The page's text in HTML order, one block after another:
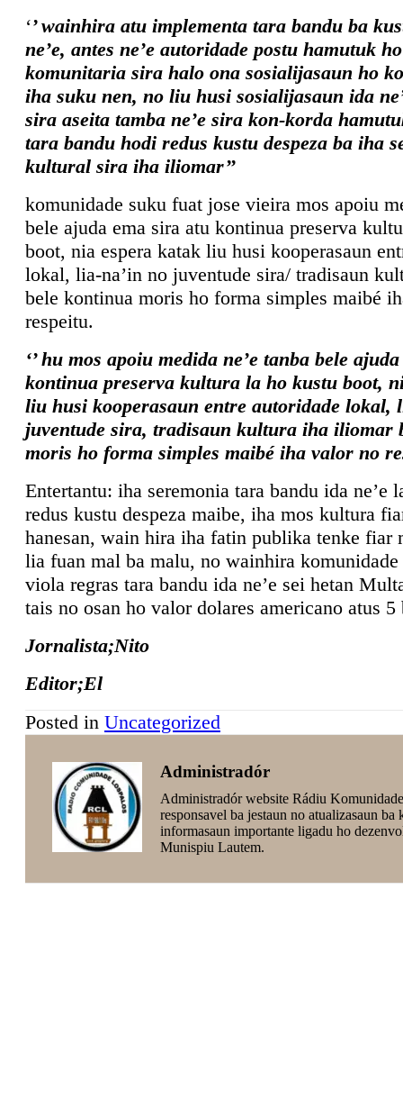
‘’ wainhira atu implementa tara bandu ba
ne’e, antes ne’e autoridade postu hamutuk
komunitaria sira halo ona sosialijasaun ho
iha suku nen, no liu husi sosialijasaun ida
sira aseita tamba ne’e sira kon-korda
tara bandu hodi redus kustu despeza ba iha
kultural sira iha iliomar’’
komunidade suku fuat jose vieira mos apoiu
bele ajuda ema sira atu kontinua preserva
boot, nia espera katak liu husi kooperasaun
lokal, lia-na’in no juventude sira/ tradisaun
bele kontinua moris ho forma simples maibé
respeitu.
‘’ hu mos apoiu medida ne’e tanba bele
kontinua preserva kultura la ho kustu boot,
liu husi kooperasaun entre autoridade lokal,
juventude sira, tradisaun kultura iha iliomar
moris ho forma simples maibé iha valor no
Entertantu: iha seremonia tara bandu ida ne’e
redus kustu despeza maibe, iha mos kultura
hanesan, wain hira iha fatin publika tenke fiar
lia fuan mal ba malu, no wainhira komunidade
viola regras tara bandu ida ne’e sei hetan
tais no osan ho valor dolares americano atus 5
Jornalista;Nito
Editor;El
Posted in Uncategorized
Administradór
Administradór website Rádiu
responsavel ba jestaun no atualizasaun ba
informasaun importante ligadu ho
Munispiu Lautem.